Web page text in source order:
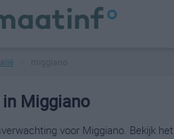
Miggiano
voor Miggiano. Bekijk